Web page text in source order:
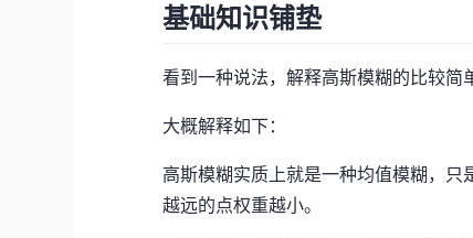
基础知识铺垫
看到一种说法，解释高斯模糊的比较简
大概解释如下：
高斯模糊实质上就是一种均值模糊，
越远的点权重越小。